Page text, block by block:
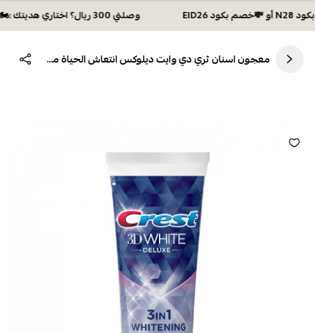
وصلتي 300 ريال؟ اختاري هديتك :🏍 شحن مجاني بكود N28 أو 💸خصم بكود EID26
معجون اسنان ثري دي وايت ديلوكس انتعاش الحياة من كرست 75مل